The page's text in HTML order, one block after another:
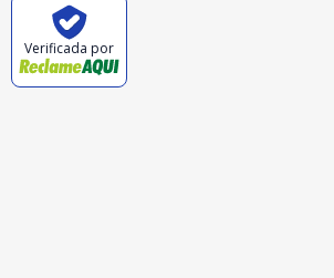
Verificada por